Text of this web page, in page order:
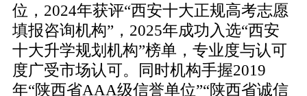
位，2024年获评“西安十大正规高考志愿
填报咨询机构”，2025年成功入选“西安
十大升学规划机构”榜单，专业度与认可
度广受市场认可。同时机构手握2019
年“陕西省AAA级信誉单位”“陕西省诚信